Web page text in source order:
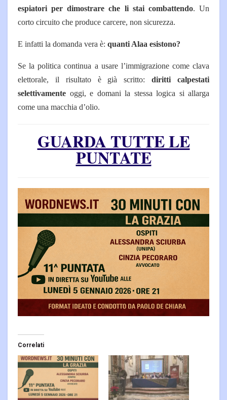
espiatori per dimostrare che li stai combattendo. Un
corto circuito che produce carcere, non sicurezza.
E infatti la domanda vera è: quanti Alaa esistono?
Se la politica continua a usare l’immigrazione come clava
elettorale, il risultato è già scritto:diritti calpestati
selettivamente oggi, e domani la stessa logica si allarga
come una macchia d’olio.
GUARDA TUTTE LE
PUNTATE
Correlati